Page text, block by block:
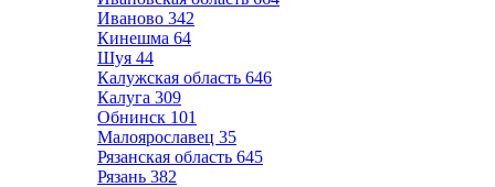
Иваново 342
Кинешма 64
Шуя 44
Калужская область 646
Калуга 309
Обнинск 101
Малоярославец 35
Рязанская область 645
Рязань 382